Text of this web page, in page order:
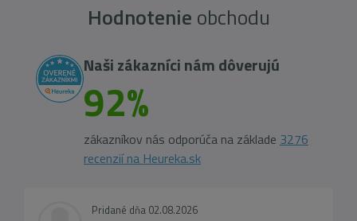
Hodnotenie obchodu
Naši zákazníci nám dôverujú
92%
zákazníkov nás odporúča na základe 3276
recenzií na Heureka.sk
Pridané dňa 02.08.2026